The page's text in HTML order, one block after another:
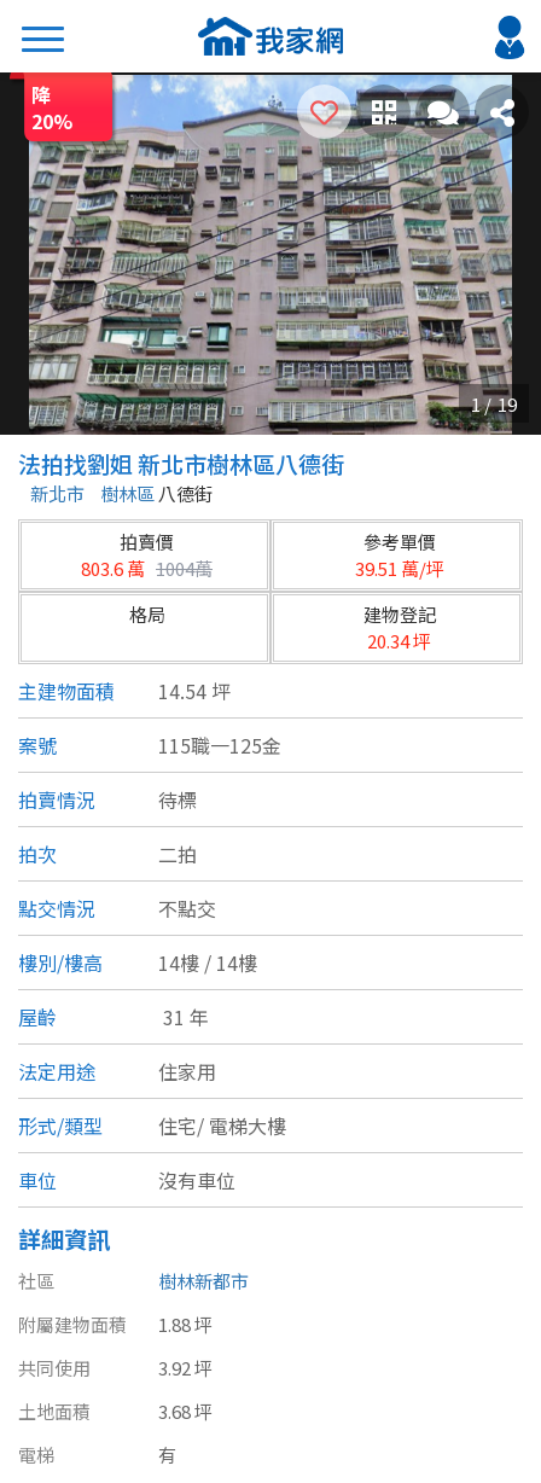
搜尋
熱門關鍵字
2026 台北降價好屋限量釋出
2026 新北降價好屋限量釋出
2026 台中降價好屋限量釋出
2026 台南降價好屋限量釋出
2026 高雄降價好屋限量釋出
縣市
不限
台北市
基隆市
宜蘭縣
桃園市
新竹市
新竹縣
苗栗縣
台中市
彰化縣
南投縣
雲林縣
嘉義市
高雄市
澎湖縣
屏東縣
區域
類型(可複選)
不拘 公寓
透天厝
農舍 辦公
倉庫
坪數
不拘
40~50 坪
80坪以上
降
20%
法拍找劉姐 新北市樹林區八德街
新北市 樹林區 八德街
拍賣價
803.6 萬 1004萬
參考單價
39.51 萬/坪
格局
建物登記
20.34 坪
主建物面積
14.54 坪
案號
115職一125金
拍賣情況
待標
拍次
二拍
點交情況
不點交
樓別/樓高
14樓 / 14樓
屋齡
31 年
法定用途
住家用
形式/類型
住宅/ 電梯大樓
車位
沒有車位
詳細資訊
社區
樹林新都市
附屬建物面積
1.88 坪
共同使用
3.92 坪
土地面積
3.68 坪
電梯
有